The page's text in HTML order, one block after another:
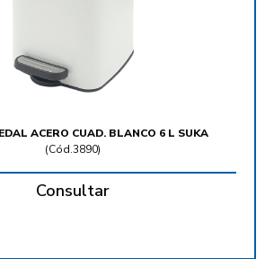
ACERO CUAD. BLANCO 6 L SUKA
(Cód.3890)
Consultar